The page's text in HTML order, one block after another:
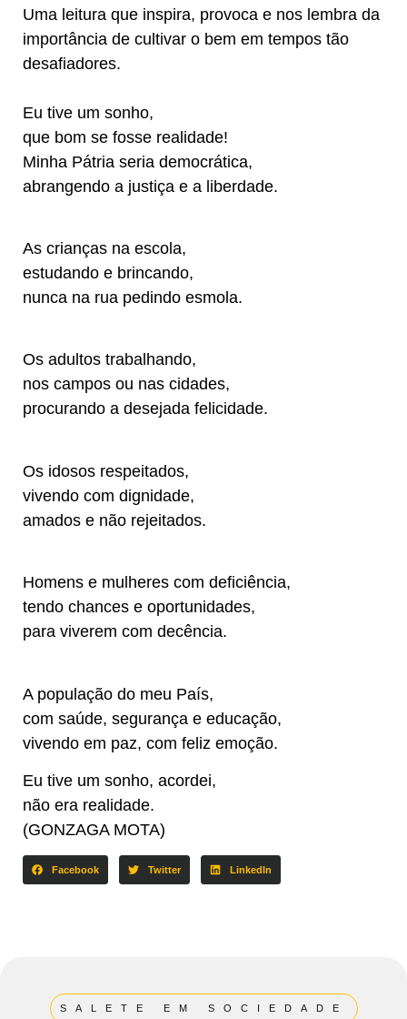
Uma leitura que inspira, provoca e nos lembra da
importância de cultivar o bem em tempos tão
desafiadores.
Eu tive um sonho,
que bom se fosse realidade!
Minha Pátria seria democrática,
abrangendo a justiça e a liberdade.
As crianças na escola,
estudando e brincando,
nunca na rua pedindo esmola.
Os adultos trabalhando,
nos campos ou nas cidades,
procurando a desejada felicidade.
Os idosos respeitados,
vivendo com dignidade,
amados e não rejeitados.
Homens e mulheres com deficiência,
tendo chances e oportunidades,
para viverem com decência.
A população do meu País,
com saúde, segurança e educação,
vivendo em paz, com feliz emoção.
Eu tive um sonho, acordei,
não era realidade.
(GONZAGA MOTA)
Facebook Twitter LinkedIn
SALETE EM SOCIEDADE